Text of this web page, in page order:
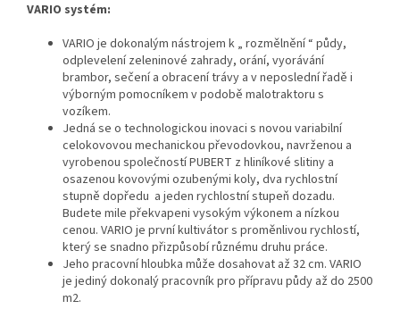
VARIO systém:
VARIO je dokonalým nástrojem k „ rozmělnění “ půdy,
odplevelení zeleninové zahrady, orání, vyorávání
brambor, sečení a obracení trávy a v neposlední řadě i
výborným pomocníkem v podobě malotraktoru s
vozíkem.
Jedná se o technologickou inovaci s novou variabilní
celokovovou mechanickou převodovkou, navrženou a
vyrobenou společností PUBERT z hliníkové slitiny a
osazenou kovovými ozubenými koly, dva rychlostní
stupně dopředu a jeden rychlostní stupeň dozadu.
Budete mile překvapeni vysokým výkonem a nízkou
cenou. VARIO je první kultivátor s proměnlivou rychlostí,
který se snadno přizpůsobí různému druhu práce.
Jeho pracovní hloubka může dosahovat až 32 cm. VARIO
je jediný dokonalý pracovník pro přípravu půdy až do 2500
m2.